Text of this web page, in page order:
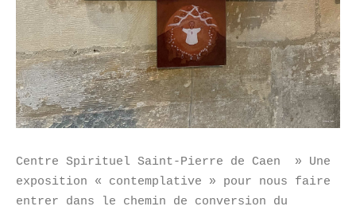
Centre Spirituel Saint-Pierre de Caen » Une
exposition « contemplative » pour nous faire
entrer dans le chemin de conversion du